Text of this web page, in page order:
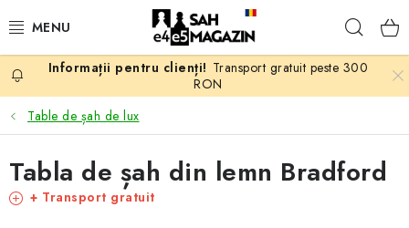
PROMOTII
ȘAH
PIESE DE ȘAH
Transport gratuit peste 300
RON
Table de șah de lux
Tabla de șah din lemn Bradford
+ Transport gratuit